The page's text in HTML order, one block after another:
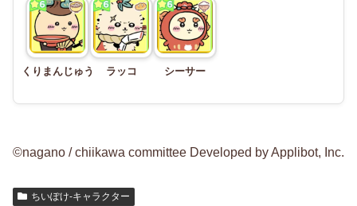
くりまんじゅう ラッコ シーサー
©nagano / chiikawa committee Developed by Applibot, Inc.
ちいぽけ-キャラクター